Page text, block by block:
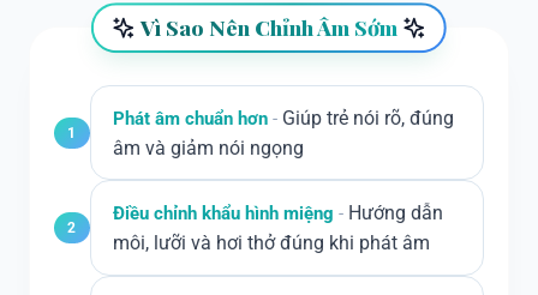
Vì Sao Nên Chỉnh Âm Sớm
1
Phát âm chuẩn hơn
Giúp trẻ nói rõ, đúng
âm và giảm nói ngọng
2
Điều chỉnh khẩu hình miệng
Hướng dẫn
môi, lưỡi và hơi thở đúng khi phát âm